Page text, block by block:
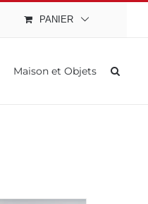
PANIER
Maison et Objets